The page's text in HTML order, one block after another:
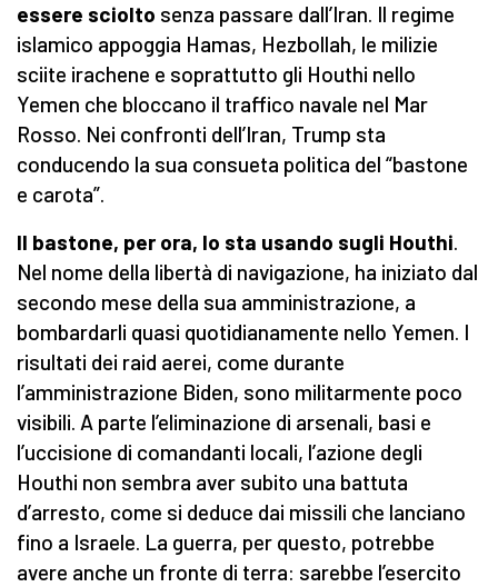
essere sciolto senza passare dall’Iran. Il regime
islamico appoggia Hamas, Hezbollah, le milizie
sciite irachene e soprattutto gli Houthi nello
Yemen che bloccano il traffico navale nel Mar
Rosso. Nei confronti dell’Iran, Trump sta
conducendo la sua consueta politica del “bastone
e carota”.
Il bastone, per ora, lo sta usando sugli Houthi.
Nel nome della libertà di navigazione, ha iniziato dal
secondo mese della sua amministrazione, a
bombardarli quasi quotidianamente nello Yemen. I
risultati dei raid aerei, come durante
l’amministrazione Biden, sono militarmente poco
visibili. A parte l’eliminazione di arsenali, basi e
l’uccisione di comandanti locali, l’azione degli
Houthi non sembra aver subito una battuta
d’arresto, come si deduce dai missili che lanciano
fino a Israele. La guerra, per questo, potrebbe
avere anche un fronte di terra: sarebbe l’esercito